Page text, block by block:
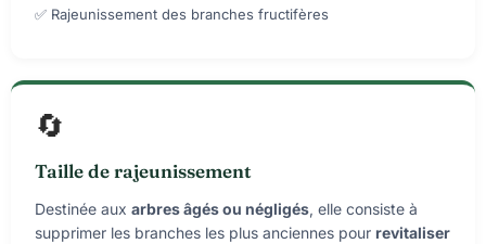
✅ Rajeunissement des branches fructifères
🔄
Taille de rajeunissement
Destinée aux arbres âgés ou négligés, elle consiste à
supprimer les branches les plus anciennes pour revitaliser